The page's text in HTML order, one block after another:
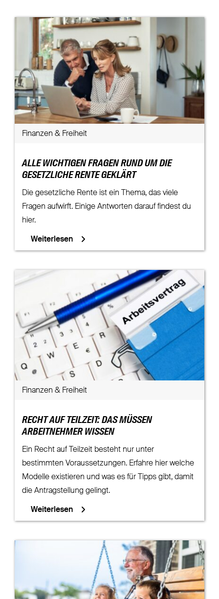
Finanzen & Freiheit
ALLE WICHTIGEN FRAGEN RUND UM DIE
GESETZLICHE RENTE GEKLÄRT
Die gesetzliche Rente ist ein Thema, das viele
Fragen aufwirft. Einige Antworten darauf findest du
hier.
Weiterlesen
Finanzen & Freiheit
RECHT AUF TEILZEIT: DAS MÜSSEN
ARBEITNEHMER WISSEN
Ein Recht auf Teilzeit besteht nur unter
bestimmten Voraussetzungen. Erfahre hier welche
Modelle existieren und was es für Tipps gibt, damit
die Antragstellung gelingt.
Weiterlesen